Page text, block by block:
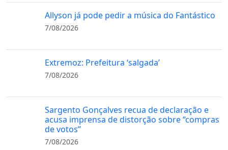
Allyson já pode pedir a música do Fantástico
7/08/2026
Extremoz: Prefeitura ‘salgada’
7/08/2026
Sargento Gonçalves recua de declaração e
acusa imprensa de distorção sobre “compras
de votos”
7/08/2026